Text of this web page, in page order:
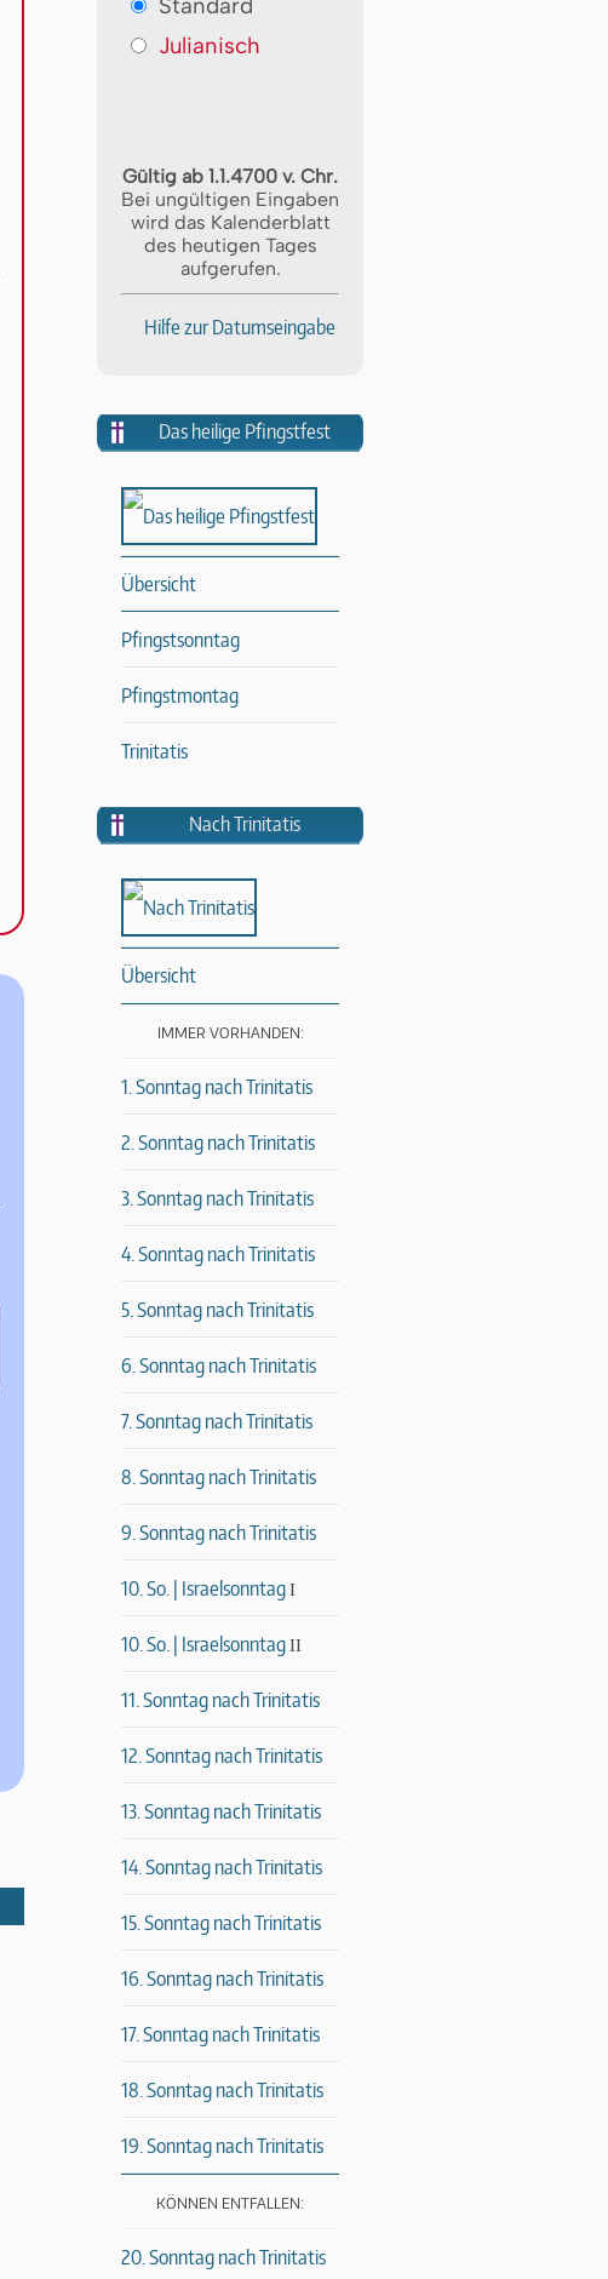
Julianisch
Gültig ab 1.1.4700 v. Chr.
Bei ungültigen Eingaben
wird das Kalenderblatt
des heutigen Tages
aufgerufen.
Hilfe zur Datumseingabe
Das heilige Pfingstfest
Übersicht
Pfingstsonntag
Pfingstmontag
Trinitatis
Nach Trinitatis
Übersicht
IMMER VORHANDEN:
1. Sonntag nach Trinitatis
2. Sonntag nach Trinitatis
3. Sonntag nach Trinitatis
4. Sonntag nach Trinitatis
5. Sonntag nach Trinitatis
6. Sonntag nach Trinitatis
7. Sonntag nach Trinitatis
8. Sonntag nach Trinitatis
9. Sonntag nach Trinitatis
10. So. | IsraelsonntagI
10. So. | IsraelsonntagII
11. Sonntag nach Trinitatis
12. Sonntag nach Trinitatis
13. Sonntag nach Trinitatis
14. Sonntag nach Trinitatis
15. Sonntag nach Trinitatis
16. Sonntag nach Trinitatis
17. Sonntag nach Trinitatis
18. Sonntag nach Trinitatis
19. Sonntag nach Trinitatis
KÖNNEN ENTFALLEN:
20. Sonntag nach Trinitatis